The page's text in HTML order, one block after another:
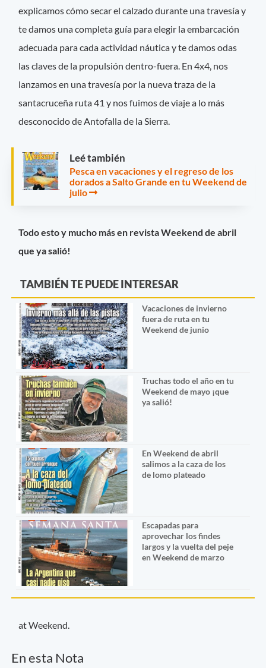
explicamos cómo secar el calzado durante una travesía y
te damos una completa guía para elegir la embarcación
adecuada para cada actividad náutica y te damos odas
las claves de la propulsión dentro-fuera. En 4x4, nos
lanzamos en una travesía por la nueva traza de la
santacruceña ruta 41 y nos fuimos de viaje a lo más
desconocido de Antofalla de la Sierra.
Leé también
Pesca en vacaciones y el regreso de los
dorados a Salto Grande en tu Weekend de
julio
Todo esto y mucho más en revista Weekend de abril
que ya salió!
TAMBIÉN TE PUEDE INTERESAR
Vacaciones de invierno
fuera de ruta en tu
Weekend de junio
Truchas todo el año en tu
Weekend de mayo ¡que
ya salió!
En Weekend de abril
salimos a la caza de los
de lomo plateado
Escapadas para
aprovechar los findes
largos y la vuelta del peje
en Weekend de marzo
at Weekend.
En esta Nota